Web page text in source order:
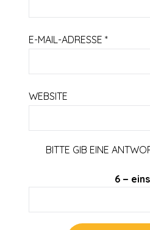
E-MAIL-ADRESSE*
WEBSITE
BITTE GIB EINE
6 −